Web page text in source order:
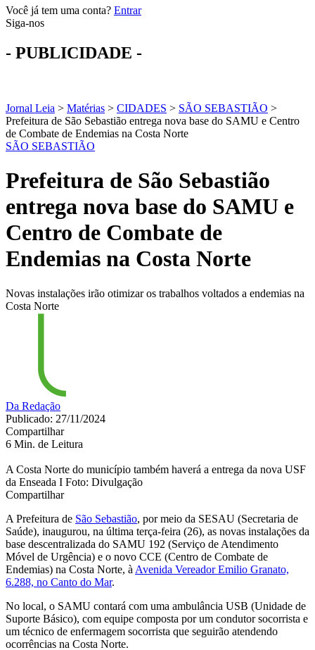
Você já tem uma conta? Entrar
Siga-nos
- PUBLICIDADE -
Jornal Leia > Matérias > CIDADES > SÃO SEBASTIÃO >
Prefeitura de São Sebastião entrega nova base do SAMU e Centro
de Combate de Endemias na Costa Norte
SÃO SEBASTIÃO
Prefeitura de São Sebastião
entrega nova base do SAMU e
Centro de Combate de
Endemias na Costa Norte
Novas instalações irão otimizar os trabalhos voltados a endemias na
Costa Norte
Da Redação
Publicado: 27/11/2024
Compartilhar
6 Min. de Leitura
A Costa Norte do município também haverá a entrega da nova USF
da Enseada I Foto: Divulgação
Compartilhar
A Prefeitura de São Sebastião, por meio da SESAU (Secretaria de
Saúde), inaugurou, na última terça-feira (26), as novas instalações da
base descentralizada do SAMU 192 (Serviço de Atendimento
Móvel de Urgência) e o novo CCE (Centro de Combate de
Endemias) na Costa Norte, à Avenida Vereador Emilio Granato,
6.288, no Canto do Mar.
No local, o SAMU contará com uma ambulância USB (Unidade de
Suporte Básico), com equipe composta por um condutor socorrista e
um técnico de enfermagem socorrista que seguirão atendendo
ocorrências na Costa Norte.